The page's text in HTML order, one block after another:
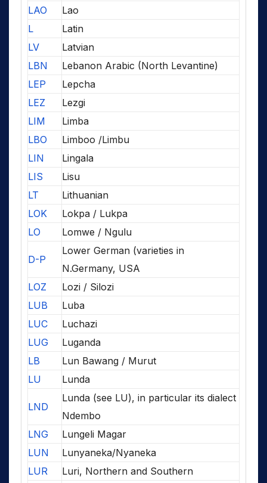
LAO
Lao
L
Latin
LV
Latvian
LBN
Lebanon Arabic (North Levantine)
LEP
Lepcha
LEZ
Lezgi
LIM
Limba
LBO
Limboo /Limbu
LIN
Lingala
LIS
Lisu
LT
Lithuanian
LOK
Lokpa / Lukpa
LO
Lomwe / Ngulu
D-P
Lower German (varieties in
N.Germany, USA
LOZ
Lozi / Silozi
LUB
Luba
LUC
Luchazi
LUG
Luganda
LB
Lun Bawang / Murut
LU
Lunda
LND
Lunda (see LU), in particular its dialect
Ndembo
LNG
Lungeli Magar
LUN
Lunyaneka/Nyaneka
LUR
Luri, Northern and Southern